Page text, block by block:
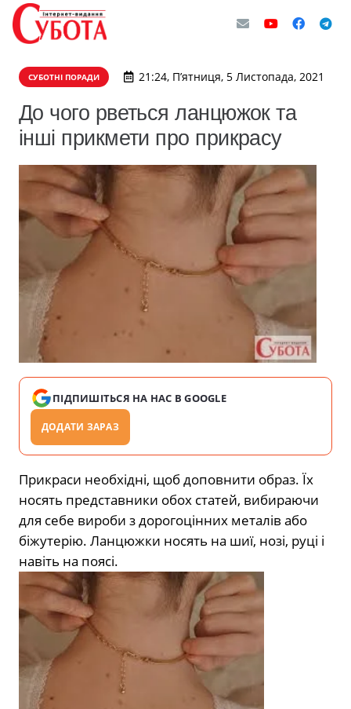
СУБОТНІ ПОРАДИ 21:24, П’ятниця, 5 Листопада, 2021
До чого рветься ланцюжок та
інші прикмети про прикрасу
ПІДПИШІТЬСЯ НА НАС В GOOGLE
ДОДАТИ ЗАРАЗ
Прикраси необхідні, щоб доповнити образ. Їх
носять представники обох статей, вибираючи
для себе вироби з дорогоцінних металів або
біжутерію. Ланцюжки носять на шиї, нозі, руці і
навіть на поясі.